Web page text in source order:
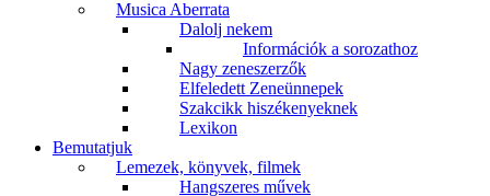
Musica Aberrata
Dalolj nekem
Információk a sorozathoz
Nagy zeneszerzők
Elfeledett Zeneünnepek
Szakcikk hiszékenyeknek
Lexikon
Bemutatjuk
Lemezek, könyvek, filmek
Hangszeres művek